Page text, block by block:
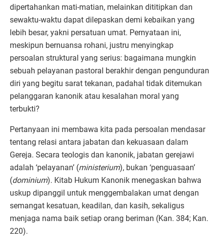
dipertahankan mati-matian, melainkan dititipkan dan
sewaktu-waktu dapat dilepaskan demi kebaikan yang
lebih besar, yakni persatuan umat. Pernyataan ini,
meskipun bernuansa rohani, justru menyingkap
persoalan struktural yang serius: bagaimana mungkin
sebuah pelayanan pastoral berakhir dengan pengunduran
diri yang begitu sarat tekanan, padahal tidak ditemukan
pelanggaran kanonik atau kesalahan moral yang
terbukti?
Pertanyaan ini membawa kita pada persoalan mendasar
tentang relasi antara jabatan dan kekuasaan dalam
Gereja. Secara teologis dan kanonik, jabatan gerejawi
adalah ‘pelayanan’ (ministerium), bukan ‘penguasaan’
(dominium). Kitab Hukum Kanonik menegaskan bahwa
uskup dipanggil untuk menggembalakan umat dengan
semangat kesatuan, keadilan, dan kasih, sekaligus
menjaga nama baik setiap orang beriman (Kan. 384; Kan.
220).